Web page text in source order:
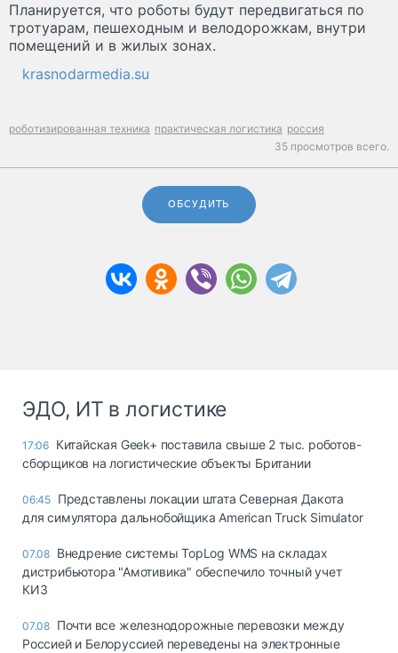
Планируется, что роботы будут передвигаться по
тротуарам, пешеходным и велодорожкам, внутри
помещений и в жилых зонах.
krasnodarmedia.su
роботизированная техника практическая логистика россия
35 просмотров всего.
ОБСУДИТЬ
ЭДО, ИТ в логистике
17:06 Китайская Geek+ поставила свыше 2 тыс. роботов-
сборщиков на логистические объекты Британии
06:45 Представлены локации штата Северная Дакота
для симулятора дальнобойщика American Truck Simulator
07.08 Внедрение системы TopLog WMS на складах
дистрибьютора "Амотивика" обеспечило точный учет
КИЗ
07.08 Почти все железнодорожные перевозки между
Россией и Белоруссией переведены на электронные